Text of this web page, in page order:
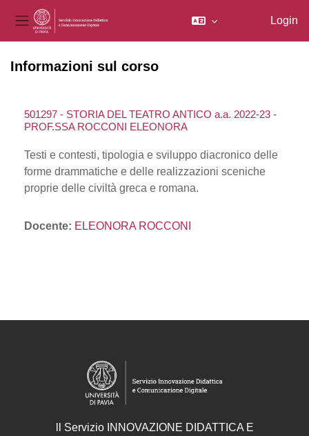
Pannello laterale
Login
Informazioni sul corso
501297 - STORIA DEL TEATRO ANTICO a.a. 2022-23 -
PROF.SSA ROCCONI ELEONORA
Testi e contesti, tipologia e sviluppo diacronico delle
forme drammatiche e delle realizzazioni sceniche
proprie delle civiltà greca e romana.
Docente: ELEONORA ROCCONI
Servizio INNOVAZIONE DIDATTICA E